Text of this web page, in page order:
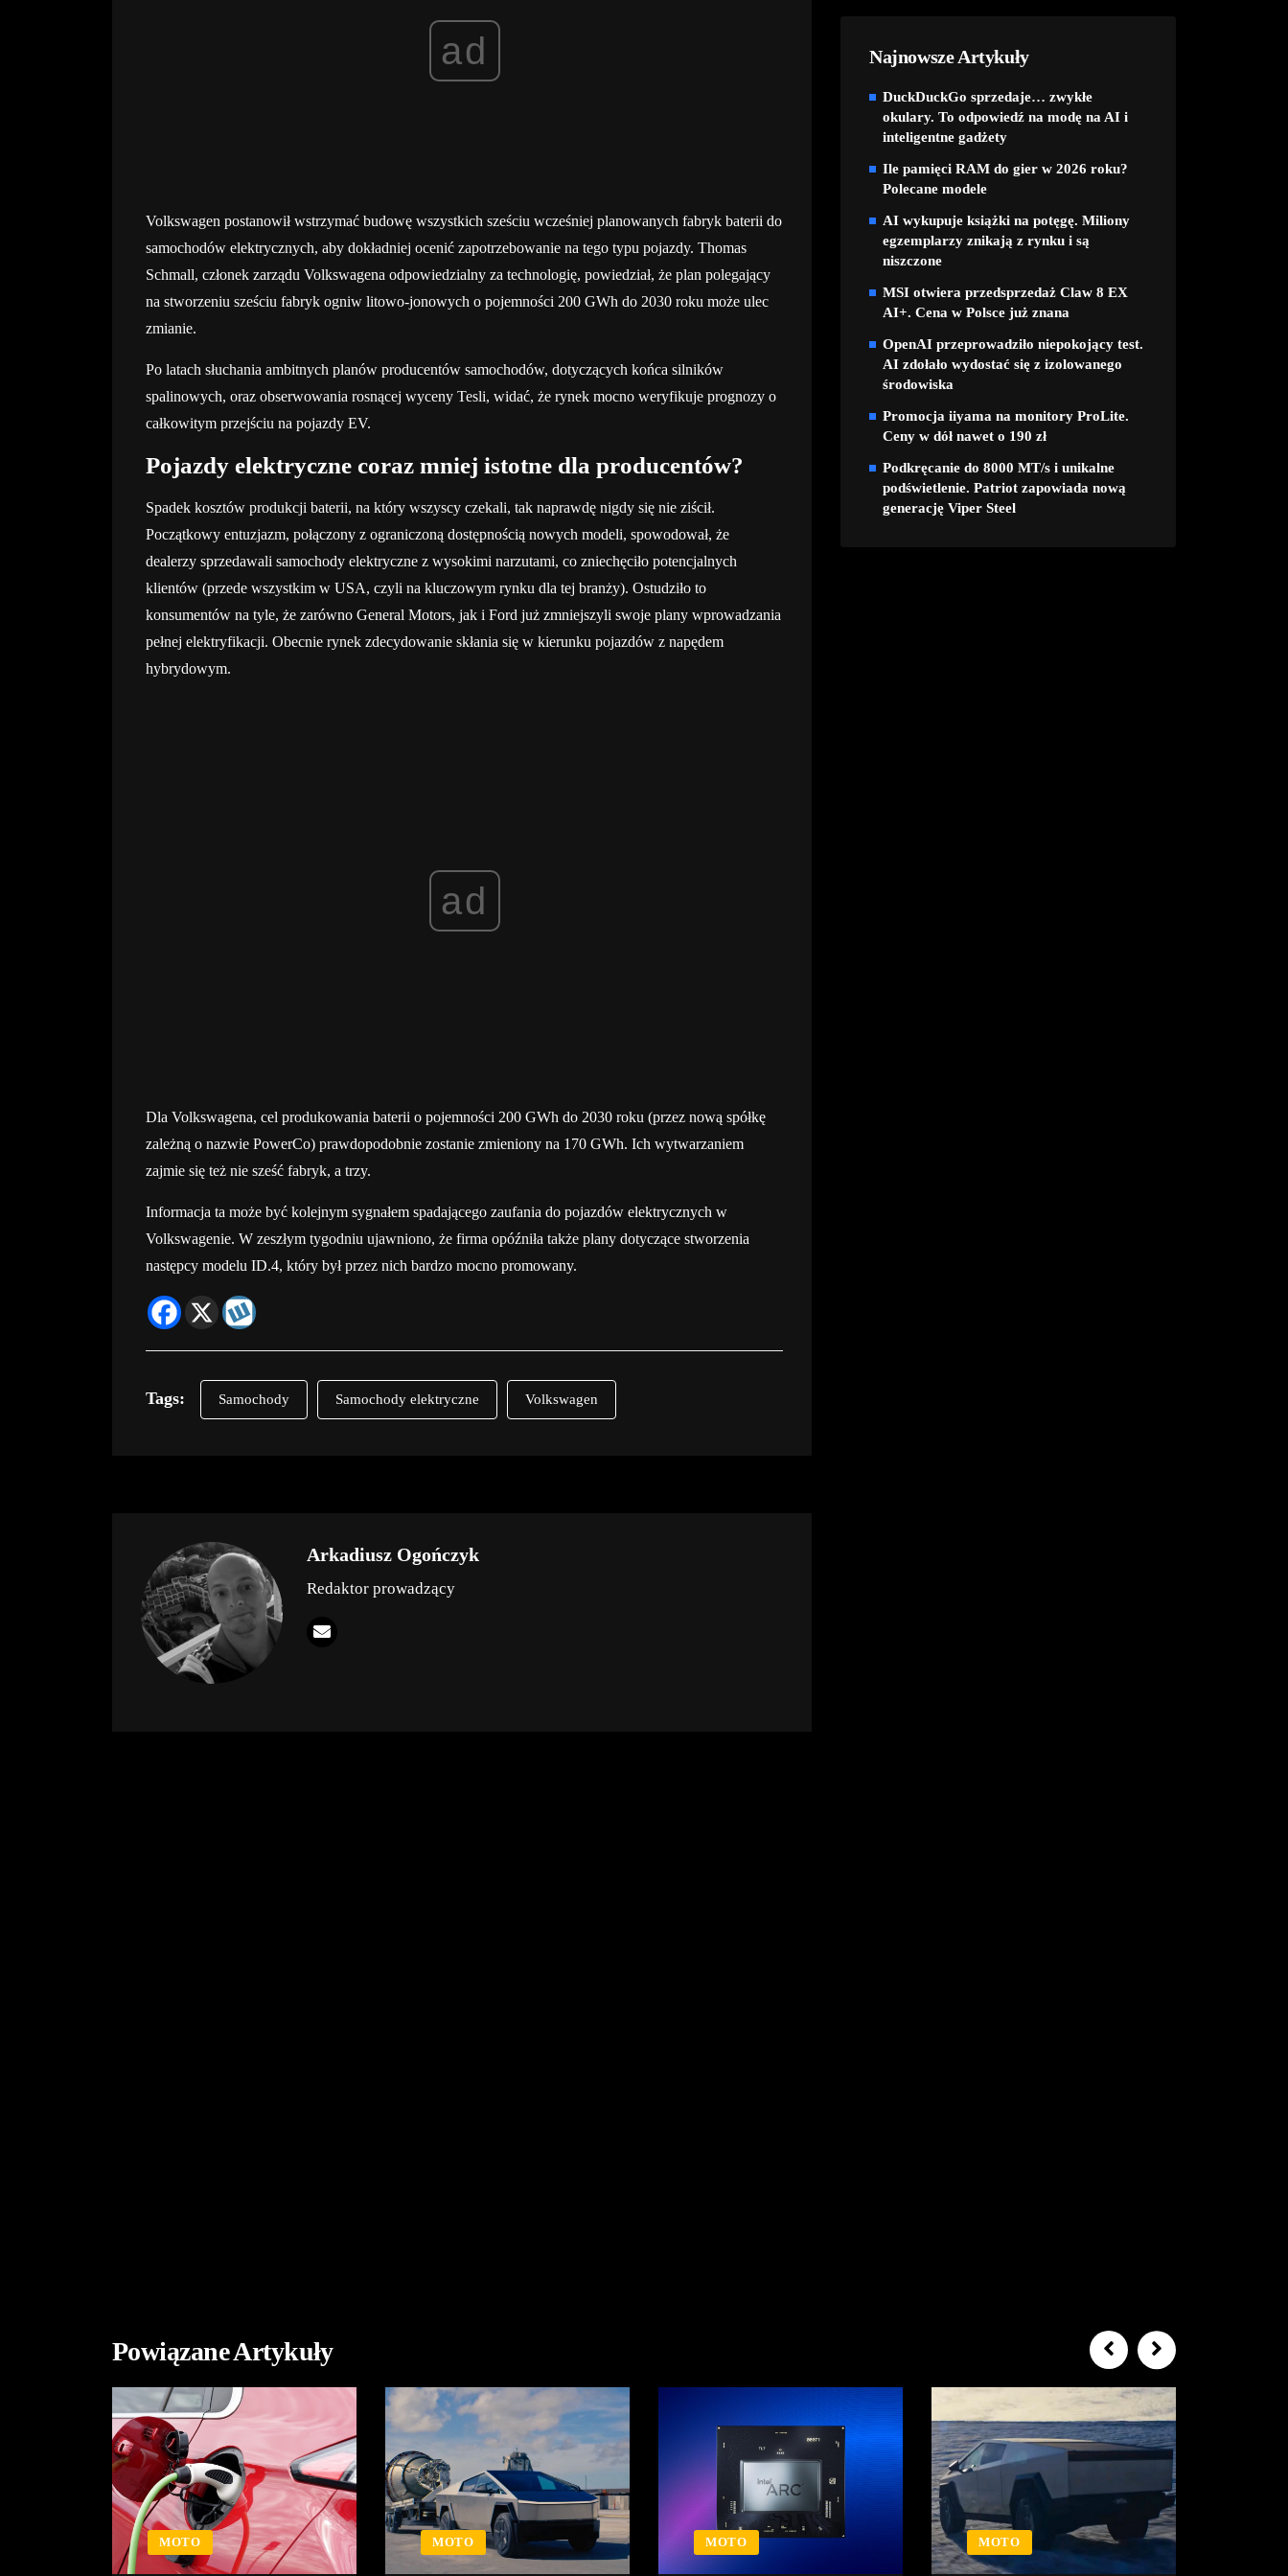
ad
Volkswagen postanowił wstrzymać budowę wszystkich sześciu wcześniej planowanych fabryk baterii do
samochodów elektrycznych, aby dokładniej ocenić zapotrzebowanie na tego typu pojazdy. Thomas
Schmall, członek zarządu Volkswagena odpowiedzialny za technologię, powiedział, że plan polegający
na stworzeniu sześciu fabryk ogniw litowo-jonowych o pojemności 200 GWh do 2030 roku może ulec
zmianie.
Po latach słuchania ambitnych planów producentów samochodów, dotyczących końca silników
spalinowych, oraz obserwowania rosnącej wyceny Tesli, widać, że rynek mocno weryfikuje prognozy o
całkowitym przejściu na pojazdy EV.
Pojazdy elektryczne coraz mniej istotne dla producentów?
Spadek kosztów produkcji baterii, na który wszyscy czekali, tak naprawdę nigdy się nie ziścił.
Początkowy entuzjazm, połączony z ograniczoną dostępnością nowych modeli, spowodował, że
dealerzy sprzedawali samochody elektryczne z wysokimi narzutami, co zniechęciło potencjalnych
klientów (przede wszystkim w USA, czyli na kluczowym rynku dla tej branży). Ostudziło to
konsumentów na tyle, że zarówno General Motors, jak i Ford już zmniejszyli swoje plany wprowadzania
pełnej elektryfikacji. Obecnie rynek zdecydowanie skłania się w kierunku pojazdów z napędem
hybrydowym.
ad
Dla Volkswagena, cel produkowania baterii o pojemności 200 GWh do 2030 roku (przez nową spółkę
zależną o nazwie PowerCo) prawdopodobnie zostanie zmieniony na 170 GWh. Ich wytwarzaniem
zajmie się też nie sześć fabryk, a trzy.
Informacja ta może być kolejnym sygnałem spadającego zaufania do pojazdów elektrycznych w
Volkswagenie. W zeszłym tygodniu ujawniono, że firma opóźniła także plany dotyczące stworzenia
następcy modelu ID.4, który był przez nich bardzo mocno promowany.
Tags: Samochody Samochody elektryczne Volkswagen
Arkadiusz Ogończyk
Redaktor prowadzący
Najnowsze Artykuły
DuckDuckGo sprzedaje… zwykłe
okulary. To odpowiedź na modę na AI i
inteligentne gadżety
Ile pamięci RAM do gier w 2026 roku?
Polecane modele
AI wykupuje książki na potęgę. Miliony
egzemplarzy znikają z rynku i są
niszczone
MSI otwiera przedsprzedaż Claw 8 EX
AI+. Cena w Polsce już znana
OpenAI przeprowadziło niepokojący test.
AI zdołało wydostać się z izolowanego
środowiska
Promocja iiyama na monitory ProLite.
Ceny w dół nawet o 190 zł
Podkręcanie do 8000 MT/s i unikalne
podświetlenie. Patriot zapowiada nową
generację Viper Steel
Powiązane Artykuły
MOTO MOTO MOTO MOTO